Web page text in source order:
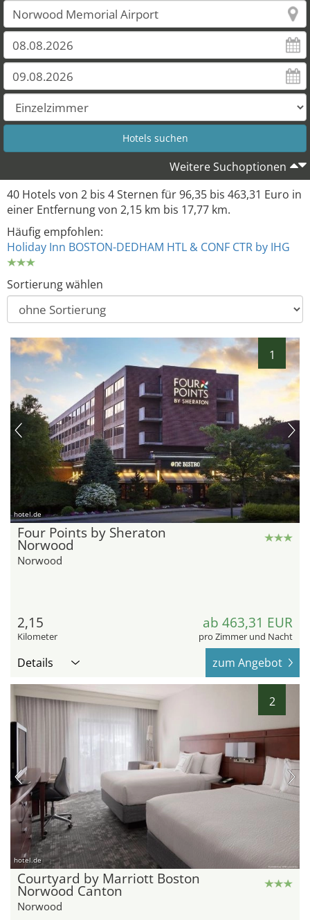
33
35
37
Weitere Suchoptionen
40 Hotels von 2 bis 4 Sternen für 96,35 bis 463,31 Euro in
einer Entfernung von 2,15 km bis 17,77 km.
Häufig empfohlen:
Holiday Inn BOSTON-DEDHAM HTL & CONF CTR by IHG
Sortierung wählen
1
hotel.de
Four Points by Sheraton
Norwood
Norwood
2,15
Kilometer
ab 463,31 EUR
pro Zimmer und Nacht
Details zum Angebot
2
hotel.de
Courtyard by Marriott Boston
Norwood Canton
Norwood